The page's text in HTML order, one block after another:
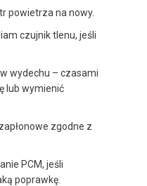
powietrza na nowy.
czujnik tlenu, jeśli
wydechu – czasami
lub wymienić
zgodne z
PCM, jeśli
poprawkę.